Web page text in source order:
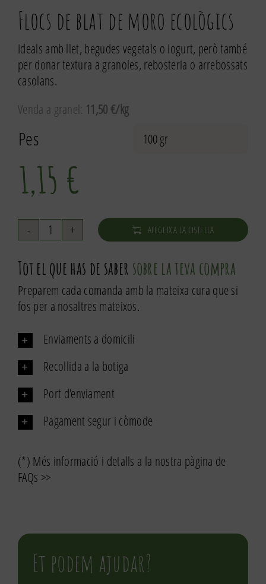
Flocs de blat de moro ecològics
Ideals amb llet, begudes vegetals o iogurt, però també
per donar textura a granoles, rebosteria o arrebossats
casolans.
Venda a granel: 11,50 €/kg
Pes
1,15 €
quantitat
Flocs
de
blat
de
moro
ecològics
AFEGEIX A LA CISTELLA
Tot el que has de saber sobre la teva compra
Preparem cada comanda amb la mateixa cura que si
fos per a nosaltres mateixos.
Enviaments a domicili
Recollida a la botiga
Port d’enviament
Pagament segur i còmode
(*) Més informació i detalls a la nostra pàgina de
FAQs >>
Et podem ajudar?